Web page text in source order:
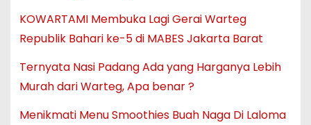
KOWARTAMI Membuka Lagi Gerai Warteg
Republik Bahari ke-5 di MABES Jakarta Barat
Ternyata Nasi Padang Ada yang Harganya Lebih
Murah dari Warteg, Apa benar ?
Menikmati Menu Smoothies Buah Naga Di Laloma